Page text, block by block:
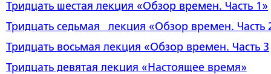
Тридцать шестая лекция «Обзор времен. Часть 1»
Тридцать седьмая лекция «Обзор времен. Часть
Тридцать восьмая лекция «Обзор времен. Часть 3
Тридцать девятая лекция «Настоящее время»